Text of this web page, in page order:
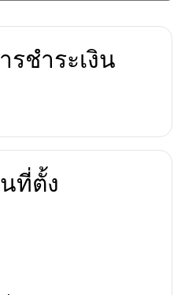
รชำระเงิน
ที่ตั้ง